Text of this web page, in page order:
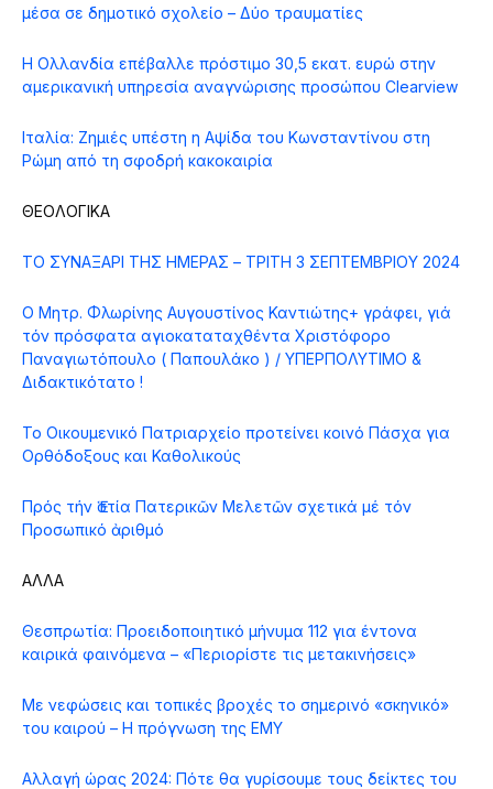
μέσα σε δημοτικό σχολείο – Δύο τραυματίες
Η Ολλανδία επέβαλλε πρόστιμο 30,5 εκατ. ευρώ στην
αμερικανική υπηρεσία αναγνώρισης προσώπου Clearview
Ιταλία: Ζημιές υπέστη η Αψίδα του Κωνσταντίνου στη
Ρώμη από τη σφοδρή κακοκαιρία
ΘΕΟΛΟΓΙΚΑ
ΤΟ ΣΥΝΑΞΑΡΙ ΤΗΣ ΗΜΕΡΑΣ – ΤΡΙΤΗ 3 ΣΕΠΤΕΜΒΡΙΟΥ 2024
Ο Μητρ. Φλωρίνης Αυγουστίνος Καντιώτης+ γράφει, γιά
τόν πρόσφατα αγιοκαταταχθέντα Χριστόφορο
Παναγιωτόπουλο ( Παπουλάκο ) / ΥΠΕΡΠΟΛΥΤΙΜΟ &
Διδακτικότατο !
Το Οικουμενικό Πατριαρχείο προτείνει κοινό Πάσχα για
Ορθόδοξους και Καθολικούς
Πρός τήν Ἑστία Πατερικῶν Μελετῶν σχετικά μέ τόν
Προσωπικό ἀριθμό
ΑΛΛΑ
Θεσπρωτία: Προειδοποιητικό μήνυμα 112 για έντονα
καιρικά φαινόμενα – «Περιορίστε τις μετακινήσεις»
Με νεφώσεις και τοπικές βροχές το σημερινό «σκηνικό»
του καιρού – Η πρόγνωση της ΕΜΥ
Αλλαγή ώρας 2024: Πότε θα γυρίσουμε τους δείκτες του